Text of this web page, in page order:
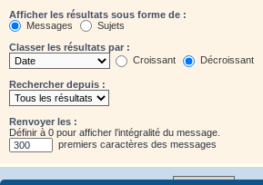
Afficher les résultats sous forme de :
Messages
Sujets
Classer les résultats par :
Croissant
Décroissant
Rechercher depuis :
Renvoyer les :
Définir à 0 pour afficher l’intégralité du message.
premiers caractères des messages